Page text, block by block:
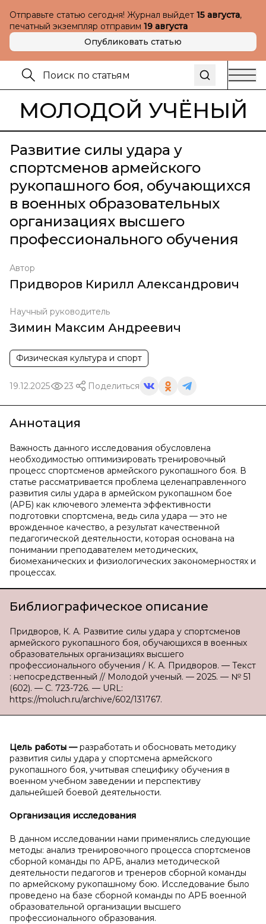
Отправьте статью сегодня! Журнал выйдет 15 августа,
печатный экземпляр отправим 19 августа
Опубликовать статью
МОЛОДОЙ УЧЁНЫЙ
Развитие силы удара у
спортсменов армейского
рукопашного боя, обучающихся
в военных образовательных
организациях высшего
профессионального обучения
Автор
Придворов Кирилл Александрович
Научный руководитель
Зимин Максим Андреевич
Физическая культура и спорт
19.12.2025 23 Поделиться
Аннотация
Важность данного исследования обусловлена
необходимостью оптимизировать тренировочный
процесс спортсменов армейского рукопашного боя. В
статье рассматривается проблема целенаправленного
развития силы удара в армейском рукопашном бое
(АРБ) как ключевого элемента эффективности
подготовки спортсмена, ведь сила удара — это не
врожденное качество, а результат качественной
педагогической деятельности, которая основана на
понимании преподавателем методических,
биомеханических и физиологических закономерностях и
процессах.
Библиографическое описание
Придворов, К. А. Развитие силы удара у спортсменов
армейского рукопашного боя, обучающихся в военных
образовательных организациях высшего
профессионального обучения / К. А. Придворов. — Текст
: непосредственный // Молодой ученый. — 2025. — № 51
(602). — С. 723-726. — URL:
https://moluch.ru/archive/602/131767.
Цель работы —разработать и обосновать методику
развития силы удара у спортсмена армейского
рукопашного боя, учитывая специфику обучения в
военном учебном заведении и перспективу
дальнейшей боевой деятельности.
Организация исследования
В данном исследовании нами применялись следующие
методы: анализ тренировочного процесса спортсменов
сборной команды по АРБ, анализ методической
деятельности педагогов и тренеров сборной команды
по армейскому рукопашному бою. Исследование было
проведено на базе сборной команды по АРБ военной
образовательной организации высшего
профессионального образования.